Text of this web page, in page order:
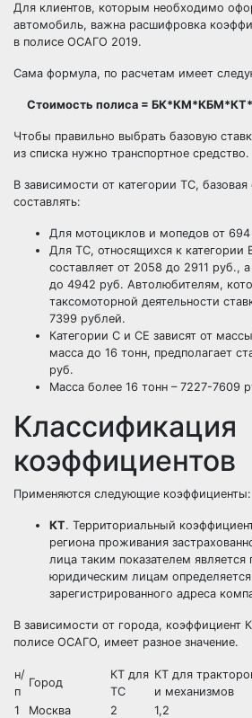
Для клиентов, которым необходимо
автомобиль, важна расшифровка
в полисе ОСАГО 2019.
Сама формула, по расчетам имеет
Стоимость полиса =
Чтобы правильно выбрать базовую
из списка нужно транспортное средство.
В зависимости от категории ТС,
составлять:
Для мотоциклов и мопедов от
Для ТС, относящихся к
составляет от 2058 до 2911 руб.,
до 4942 руб. Автолюбителям,
таксомоторной деятельности
7399 рублей.
Категории С и СЕ зависят от
масса до 16 тонн, предполагает
руб.
Масса более 16 тонн – 7227-7609
Классификация
коэффициентов
Применяются следующие коэффициенты:
КТ. Территориальный
региона проживания
лица таким показателем является
юридическим лицам определяется
зарегистрированного адреса
В зависимости от города, коэффициент
полисе ОСАГО, имеет разное значение.
н/
п
Город
КТ для
ТС
КТ для
и механизмов
1
Москва 2
1,2